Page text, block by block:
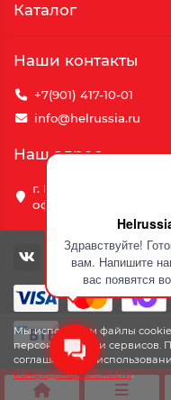
Здравствуйте!
вам. Напишите
вас появятся
Мы используем файлы
персонализации сервисов.
соглашаетесь с
конфиденциальности.
Каталог
Наши контакты
+7(901) 417-10-01
info@helrussia.ru
Наш адрес
г. Москва, улица
офис 69